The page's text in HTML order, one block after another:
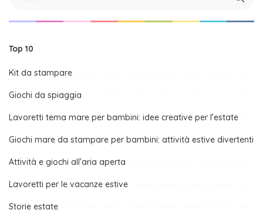
Top 10
Kit da stampare
Giochi da spiaggia
Lavoretti tema mare per bambini: idee creative per l’estate
Giochi mare da stampare per bambini: attività estive divertenti
Attività e giochi all’aria aperta
Lavoretti per le vacanze estive
Storie estate